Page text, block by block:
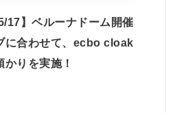
17】ベルーナドーム開催
に合わせて、ecbo cloak
かりを実施！